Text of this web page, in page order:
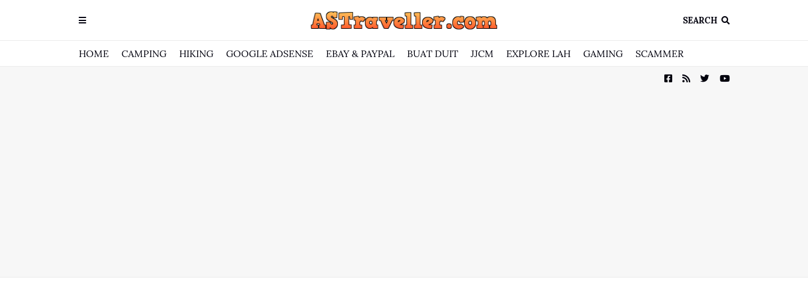
SEARCH
HOME CAMPING HIKING GOOGLE ADSENSE EBAY & PAYPAL BUAT DUIT JJCM EXPLORE LAH GAMING SCAMMER